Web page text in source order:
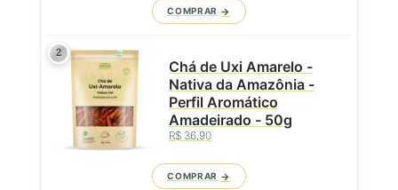
COMPRAR
2
Chá de Uxi Amarelo -
Nativa da Amazônia -
Perfil Aromático
Amadeirado - 50g
R$ 36,90
COMPRAR